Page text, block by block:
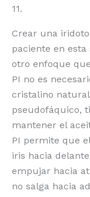
11.
Crear una
paciente en
otro enfoque
PI no es
cristalino
pseudofáquico,
mantener el
PI permite que
iris hacia
empujar hacia
no salga hacia